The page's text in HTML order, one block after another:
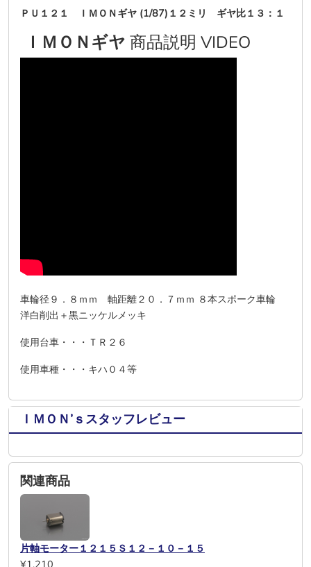
ＰＵ１２１ ＩＭＯＮギヤ (1/87)１２ミリ ギヤ比１３：１
ＩＭＯＮギヤ 商品説明 VIDEO
車輪径９．８ｍｍ 軸距離２０．７ｍｍ ８本スポーク車輪
洋白削出＋黒ニッケルメッキ
使用台車・・・ＴＲ２６
使用車種・・・キハ０４等
ＩＭＯＮ’ｓスタッフレビュー
関連商品
片軸モーター１２１５Ｓ１２－１０－１５
¥1,210